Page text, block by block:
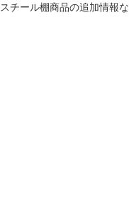
チール棚商品の追加情報な